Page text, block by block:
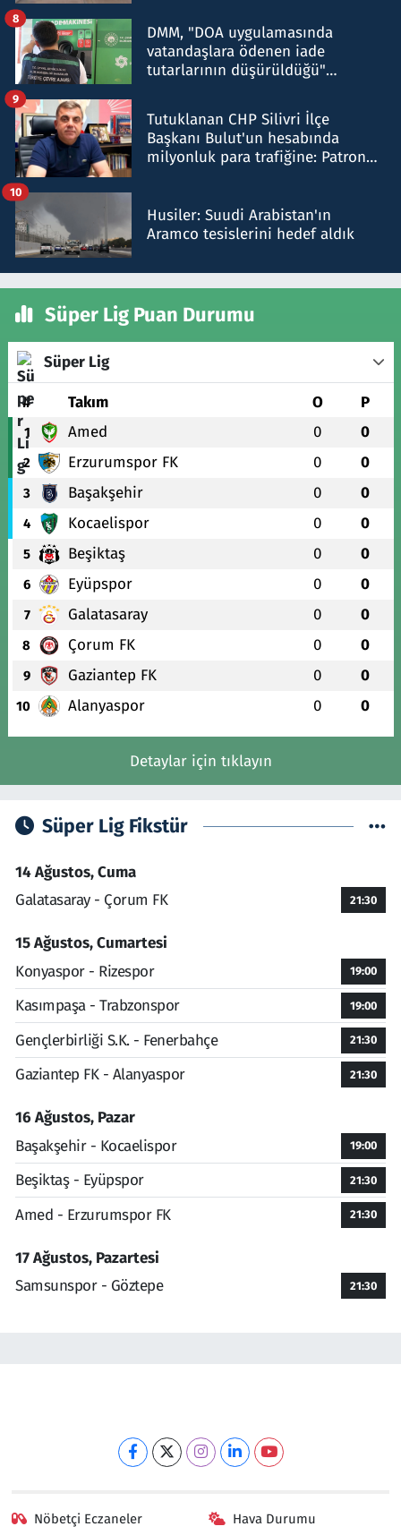
DMM, "DOA uygulamasında
vatandaşlara ödenen iade
tutarlarının düşürüldüğü"
8
Tutuklanan CHP Silivri İlçe
Başkanı Bulut'un hesabında
milyonluk para trafiğine: Patron
9
Husiler: Suudi Arabistan'ın
Aramco tesislerini hedef aldık
10
Süper Lig Puan Durumu
Süper Lig
# Takım O P
1 Amed 0 0
2 Erzurumspor FK 0 0
3 Başakşehir 0 0
4 Kocaelispor 0 0
5 Beşiktaş 0 0
6 Eyüpspor 0 0
7 Galatasaray 0 0
8 Çorum FK 0 0
9 Gaziantep FK 0 0
10 Alanyaspor 0 0
Detaylar için tıklayın
Süper Lig Fikstür
14 Ağustos, Cuma
Galatasaray - Çorum FK
21:30
15 Ağustos, Cumartesi
Konyaspor - Rizespor
19:00
Kasımpaşa - Trabzonspor 19:00
Gençlerbirliği S.K. - Fenerbahçe 21:30
Gaziantep FK - Alanyaspor 21:30
16 Ağustos, Pazar
Başakşehir - Kocaelispor
19:00
Beşiktaş - Eyüpspor 21:30
Amed - Erzurumspor FK 21:30
17 Ağustos, Pazartesi
Samsunspor - Göztepe
21:30
Nöbetçi Eczaneler Hava Durumu